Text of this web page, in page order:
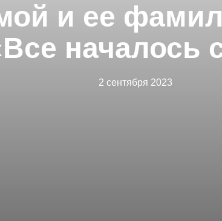
и ее
началось
2 сентября 2023